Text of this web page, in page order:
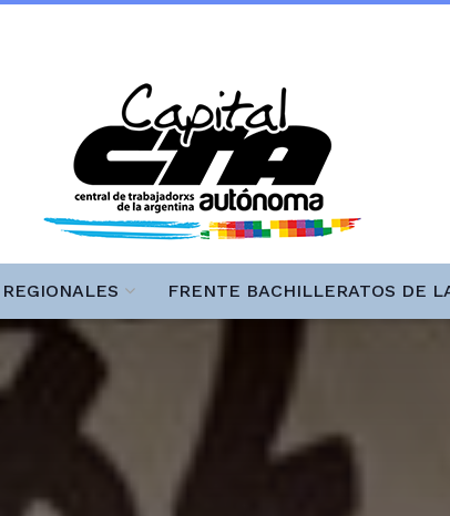
REGIONALES FRENTE BACHILLERATOS DE